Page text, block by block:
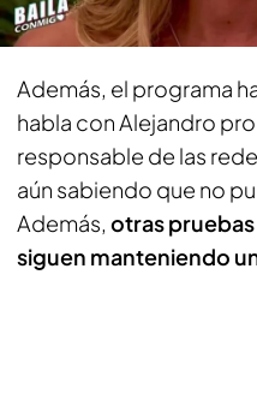
Alejandro
Además, el programa
habla con Alejandro
responsable de las
aún sabiendo que no
Además, otras
siguen manteniendo